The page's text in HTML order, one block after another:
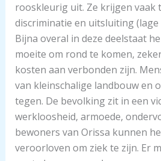
rooskleurig uit. Ze krijgen vaak
discriminatie en uitsluiting (lage
Bijna overal in deze deelstaat
moeite om rond te komen,
kosten aan verbonden zijn.
van kleinschalige landbouw en
tegen. De bevolking zit in een
werkloosheid, armoede,
bewoners van Orissa kunnen
veroorloven om ziek te zijn. Er